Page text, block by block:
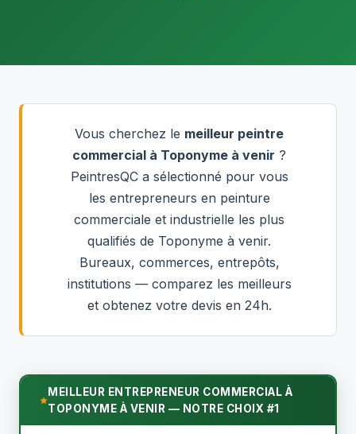
Vous cherchez le meilleur peintre
commercial à Toponyme à venir ?
PeintresQC a sélectionné pour vous
les entrepreneurs en peinture
commerciale et industrielle les plus
qualifiés de Toponyme à venir.
Bureaux, commerces, entrepôts,
institutions — comparez les meilleurs
et obtenez votre devis en 24h.
MEILLEUR ENTREPRENEUR COMMERCIAL À
TOPONYME À VENIR — NOTRE CHOIX #1